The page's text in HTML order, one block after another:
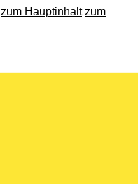
zum Hauptinhalt zum